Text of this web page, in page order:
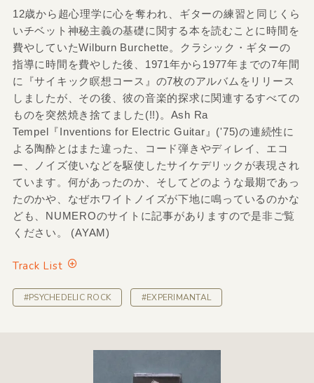
12歳から超心理学に心を奪われ、ギターの練習と同じくら
いチベット神秘主義の基礎に関する本を読むことに時間を
費やしていたWilburn Burchette。クラシック・ギターの
指導に時間を費やした後、1971年から1977年までの7年間
に『サイキック瞑想コース』の7枚のアルバムをリリース
しましたが、その後、彼の音楽的探求に関連するすべての
ものを突然焼き捨てました(!!)。Ash Ra
Tempel『Inventions for Electric Guitar』('75)の連続性に
よる陶酔とはまた違った、コード弾きやディレイ、エコ
ー、ノイズ使いなどを駆使したサイケデリックが表現され
ています。何があったのか、そしてどのような最期であっ
たのかや、なぜホワイトノイズが下地に鳴っているのかな
ども、NUMEROのサイトに記事がありますので是非ご覧
ください。 (AYAM)
Track List
#PSYCHEDELIC ROCK #EXPERIMANTAL